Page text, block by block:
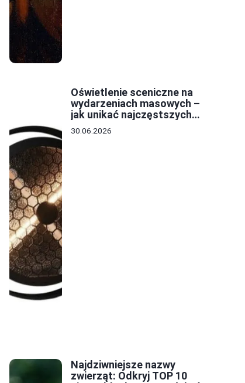
Oświetlenie sceniczne na
wydarzeniach masowych –
jak unikać najczęstszych
błędów w projekcie?
30.06.2026
Najdziwniejsze nazwy
zwierząt: Odkryj TOP 10